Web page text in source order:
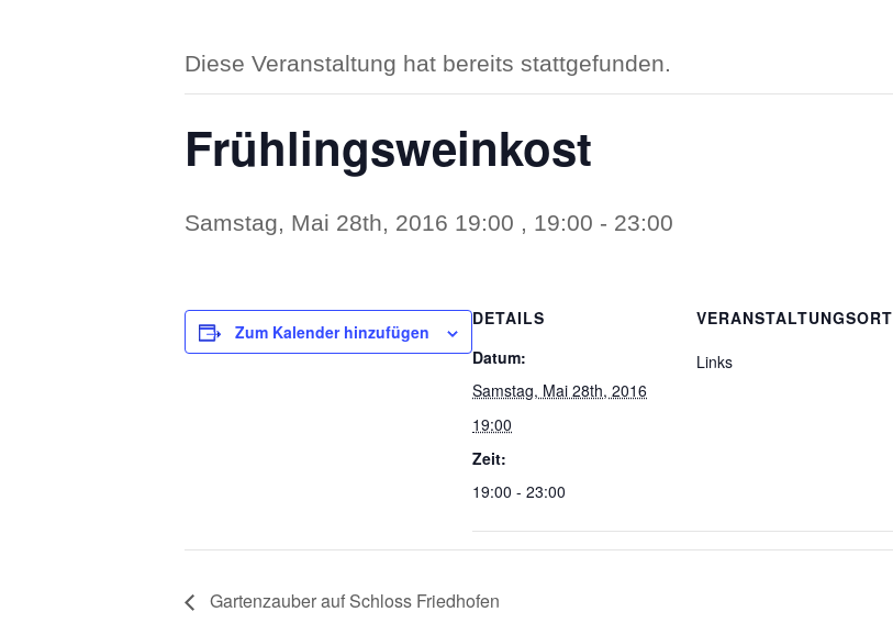
Diese Veranstaltung hat bereits stattgefunden.
Frühlingsweinkost
Samstag, Mai 28th, 2016 19:00 , 19:00 - 23:00
Zum Kalender hinzufügen
DETAILS
Datum:
Samstag, Mai 28th, 2016
19:00
Zeit:
19:00 - 23:00
VERANSTALTUNGSORT
Links
Gartenzauber auf Schloss Friedhofen